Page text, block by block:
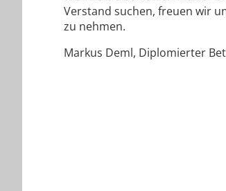
Verstand suchen, freuen wir
zu nehmen.
Markus Deml, Diplomierter